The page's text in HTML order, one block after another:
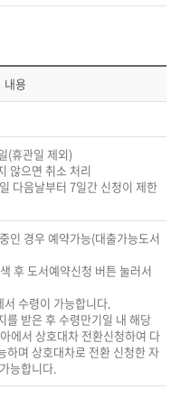
내용
(휴관일 제외)
않으면 취소 처리
다음날부터 7일간 신청이 제한
인 경우 예약가능(대출가능도서
후 도서예약신청 버튼 눌러서
수령이 가능합니다.
를 받은 후 수령만기일 내 해당
에서 상호대차 전환신청하여 다
하며 상호대차로 전환 신청한 자
능합니다.